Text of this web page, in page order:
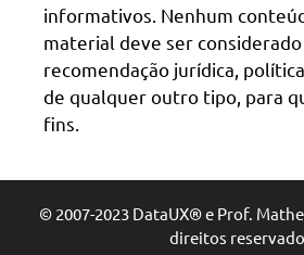
informativos. Nenhum
material deve ser
recomendação jurídica,
de qualquer outro tipo, para
fins.
© 2007-2023 DataUX® e Prof.
direitos